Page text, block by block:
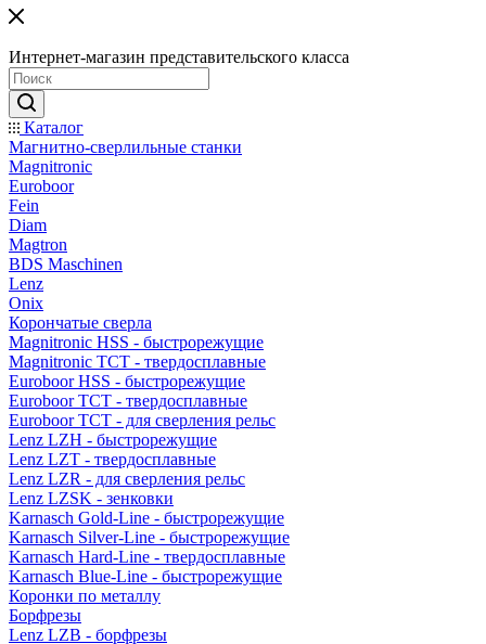
Интернет-магазин представительского класса
Каталог
Магнитно-сверлильные станки
Magnitronic
Euroboor
Fein
Diam
Magtron
BDS Maschinen
Lenz
Onix
Корончатые сверла
Magnitronic HSS - быстрорежущие
Magnitronic TCT - твердосплавные
Euroboor HSS - быстрорежущие
Euroboor TCT - твердосплавные
Euroboor TCT - для сверления рельс
Lenz LZH - быстрорежущие
Lenz LZT - твердосплавные
Lenz LZR - для сверления рельс
Lenz LZSK - зенковки
Karnasch Gold-Line - быстрорежущие
Karnasch Silver-Line - быстрорежущие
Karnasch Hard-Line - твердосплавные
Karnasch Blue-Line - быстрорежущие
Коронки по металлу
Борфрезы
Lenz LZB - борфрезы